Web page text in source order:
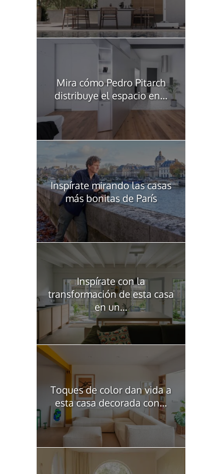
Mira cómo Pedro Pitarch
distribuye el espacio en...
Inspírate mirando las casas
más bonitas de París
Inspírate con la
transformación de esta casa
en un...
Toques de color dan vida a
esta casa decorada con...